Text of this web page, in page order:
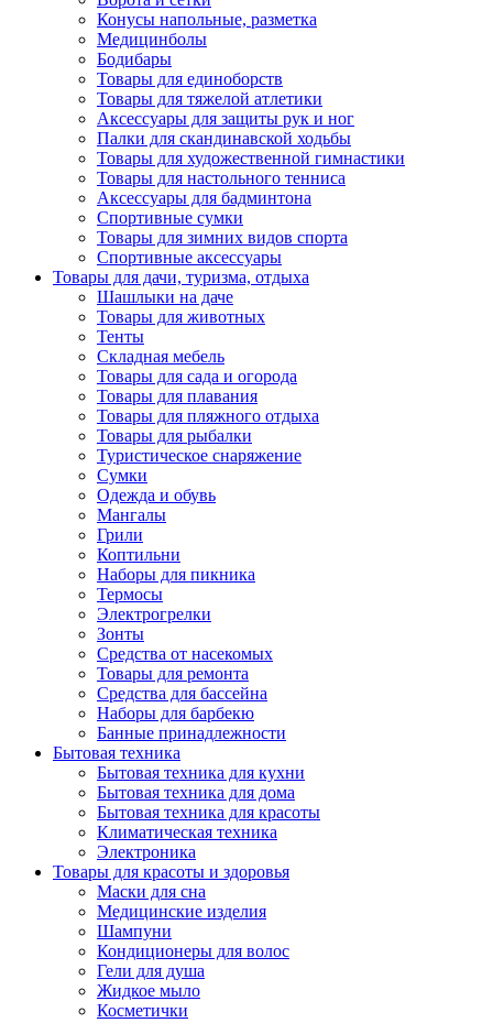
Конусы напольные, разметка
Медицинболы
Бодибары
Товары для единоборств
Товары для тяжелой атлетики
Аксессуары для защиты рук и ног
Палки для скандинавской ходьбы
Товары для художественной гимнастики
Товары для настольного тенниса
Аксессуары для бадминтона
Спортивные сумки
Товары для зимних видов спорта
Спортивные аксессуары
Товары для дачи, туризма, отдыха
Шашлыки на даче
Товары для животных
Тенты
Складная мебель
Товары для сада и огорода
Товары для плавания
Товары для пляжного отдыха
Товары для рыбалки
Туристическое снаряжение
Сумки
Одежда и обувь
Мангалы
Грили
Коптильни
Наборы для пикника
Термосы
Электрогрелки
Зонты
Средства от насекомых
Товары для ремонта
Средства для бассейна
Наборы для барбекю
Банные принадлежности
Бытовая техника
Бытовая техника для кухни
Бытовая техника для дома
Бытовая техника для красоты
Климатическая техника
Электроника
Товары для красоты и здоровья
Маски для сна
Медицинские изделия
Шампуни
Кондиционеры для волос
Гели для душа
Жидкое мыло
Косметички